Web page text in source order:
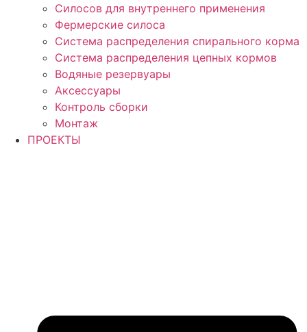
Силосов для внутреннего применения
Фермерские силоса
Система распределения спирального корма
Система распределения цепных кормов
Водяные резервуары
Аксессуары
Контроль сборки
Монтаж
ПРОЕКТЫ